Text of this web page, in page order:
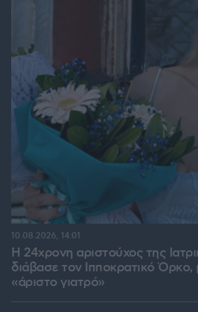
Η 24χρονη αριστούχος της
διάβασε τον Ιπποκρατικό Όρκο,
«άριστο γιατρό»
10.08.2026, 14:01